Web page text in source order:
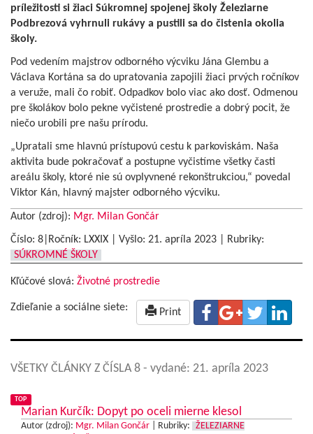
príležitosti si žiaci Súkromnej spojenej školy Železiarne
Podbrezová vyhrnuli rukávy a pustili sa do čistenia okolia
školy.
Pod vedením majstrov odborného výcviku Jána Glembu a
Václava Kortána sa do upratovania zapojili žiaci prvých ročníkov
a veruže, mali čo robiť. Odpadkov bolo viac ako dosť. Odmenou
pre školákov bolo pekne vyčistené prostredie a dobrý pocit, že
niečo urobili pre našu prírodu.
„Upratali sme hlavnú prístupovú cestu k parkoviskám. Naša
aktivita bude pokračovať a postupne vyčistíme všetky časti
areálu školy, ktoré nie sú ovplyvnené rekonštrukciou,“ povedal
Viktor Kán, hlavný majster odborného výcviku.
Autor (zdroj): Mgr. Milan Gončár
Číslo: 8|Ročník: LXXIX | Vyšlo: 21. apríla 2023
Rubriky:
SÚKROMNÉ ŠKOLY
Kľúčové slová: Životné prostredie
Zdieľanie a sociálne siete: Print
VŠETKY ČLÁNKY Z ČÍSLA 8 - vydané: 21. apríla 2023
TOP
Marian Kurčík: Dopyt po oceli mierne klesol
Autor (zdroj): Mgr. Milan Gončár Rubriky:
ŽELEZIARNE